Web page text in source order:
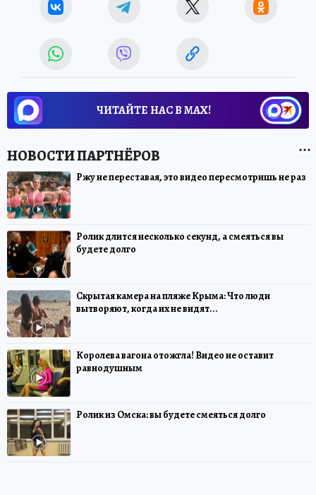
ЧИТАЙТЕ НАС В МАХ!
Ржу не переставая, это видео пересмотришь не раз
Ролик длится несколько секунд, а смеяться вы
будете долго
Скрытая камера на пляже Крыма: Что люди
вытворяют, когда их не видят...
Королева вагона отожгла! Видео не оставит
равнодушным
Ролик из Омска: вы будете смеяться долго